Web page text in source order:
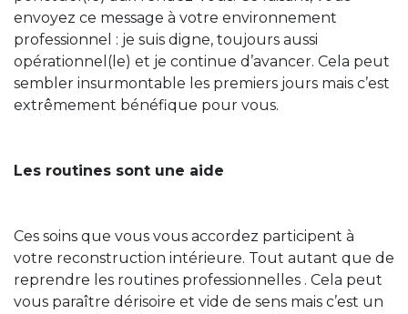
envoyez ce message à votre environnement
professionnel : je suis digne, toujours aussi
opérationnel(le) et je continue d’avancer. Cela peut
sembler insurmontable les premiers jours mais c’est
extrêmement bénéfique pour vous.
Les routines sont une aide
Ces soins que vous vous accordez participent à
votre reconstruction intérieure. Tout autant que de
reprendre les routines professionnelles . Cela peut
vous paraître dérisoire et vide de sens mais c’est un